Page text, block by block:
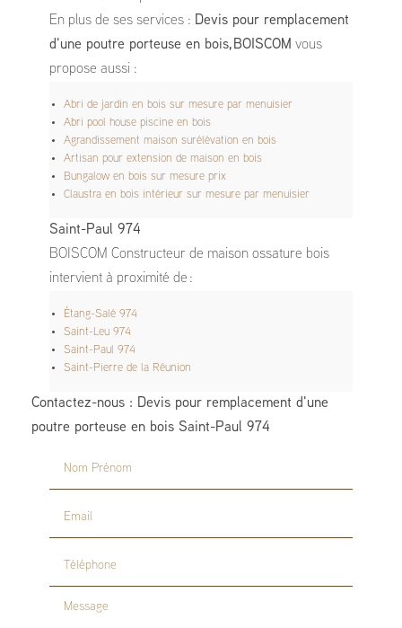
En plus de ses services : Devis pour remplacement
d'une poutre porteuse en bois, BOISCOM vous
propose aussi :
Abri de jardin en bois sur mesure par menuisier
Abri pool house piscine en bois
Agrandissement maison surélévation en bois
Artisan pour extension de maison en bois
Bungalow en bois sur mesure prix
Claustra en bois intérieur sur mesure par menuisier
Saint-Paul 974
BOISCOM Constructeur de maison ossature bois
intervient à proximité de :
Étang-Salé 974
Saint-Leu 974
Saint-Paul 974
Saint-Pierre de la Réunion
Contactez-nous : Devis pour remplacement d'une
poutre porteuse en bois Saint-Paul 974
Nom Prénom
Email
Téléphone
Message